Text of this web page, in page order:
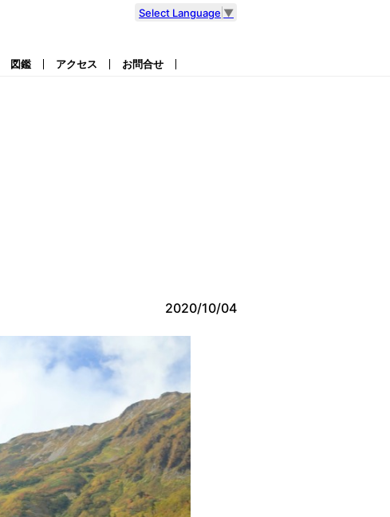
図鑑 アクセス お問合せ
Select Language ▼
2020/10/04